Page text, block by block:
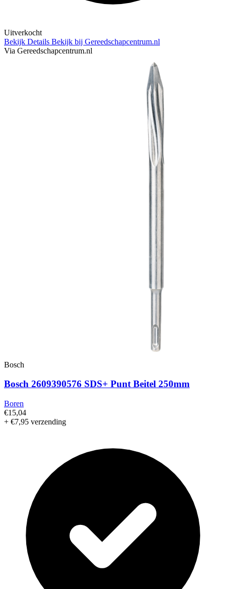
Uitverkocht
Bekijk Details Bekijk bij Gereedschapcentrum.nl
Via Gereedschapcentrum.nl
Bosch
Bosch 2609390576 SDS+ Punt Beitel 250mm
Boren
€15,04
+ €7,95 verzending